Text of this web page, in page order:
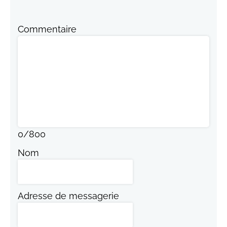
Commentaire
0/800
Nom
Adresse de messagerie